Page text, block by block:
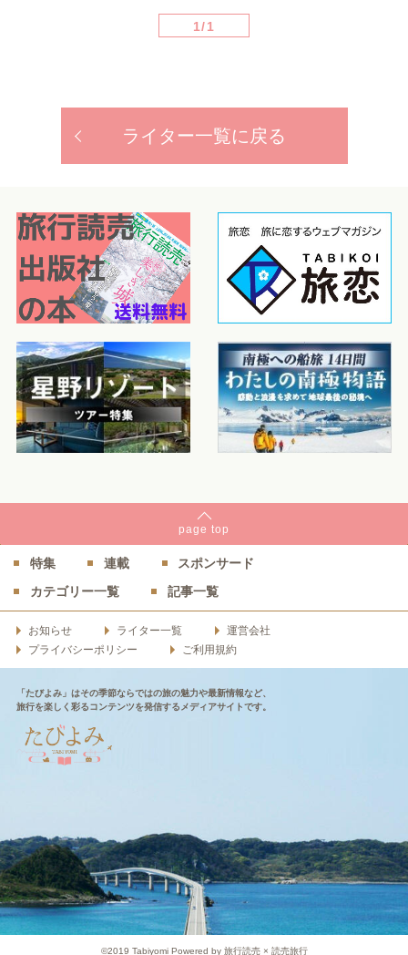
1/1
ライター一覧に戻る
page top
特集 連載
スポンサード
カテゴリー一覧
記事一覧
お知らせ ライター一覧
運営会社
プライバシーポリシー
ご利用規約
「たびよみ」はその季節ならではの旅の魅力や最新情報など、
旅行を楽しく彩るコンテンツを発信するメディアサイトです。
©2019 Tabiyomi Powered by 旅行読売 × 読売旅行